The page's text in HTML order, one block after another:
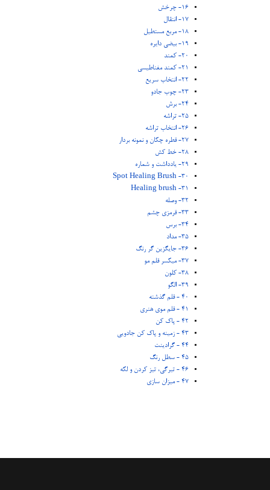
16- چرخش
17- انتقال
18- مربع مستطیل
19- بیضی دایره
20- کمند
21- کمند مغناطیسی
22- انتخاب سریع
23- چوب جادو
24- برش
25- تراشه
26- انتخاب تراشه
27- قطره چکان و نمونه بردار
28- خط کش
29- یادداشت و شماره
30- Spot Healing Brush
31- Healing brush
32- وصله
33- قرمزی چشم
34- برس
35- مداد
36- جایگزین گر رنگ
37- میکسر قلم مو
38- کلون
39- الگو
40 - قلم گذشته
41 - قلم موی هنری
42 - پاک کن
43 - زمینه و پاک کن جادویی
44 - گرادینت
45 - سطل رنگ
46 - تیرگی، تیز کردن و لکه
47 - میزان سازی